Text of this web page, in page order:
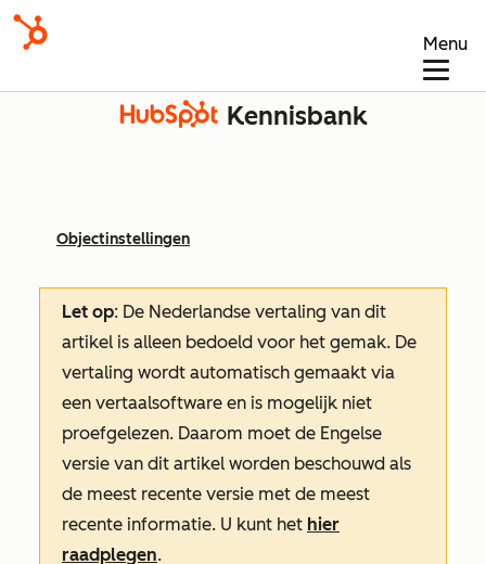
Menu
Kennisbank
Objectinstellingen
Let op: De Nederlandse vertaling van dit
artikel is alleen bedoeld voor het gemak. De
vertaling wordt automatisch gemaakt via
een vertaalsoftware en is mogelijk niet
proefgelezen. Daarom moet de Engelse
versie van dit artikel worden beschouwd als
de meest recente versie met de meest
recente informatie. U kunt het hier
raadplegen.